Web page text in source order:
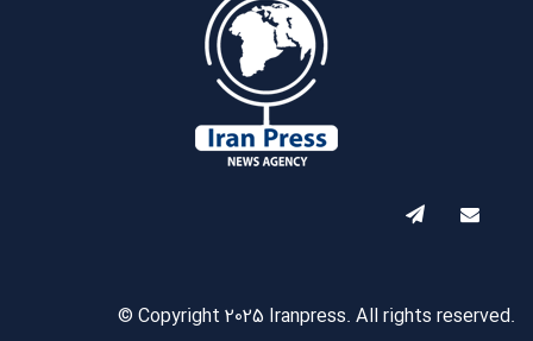
© Copyright 2025 Iranpress. All rights reserved.